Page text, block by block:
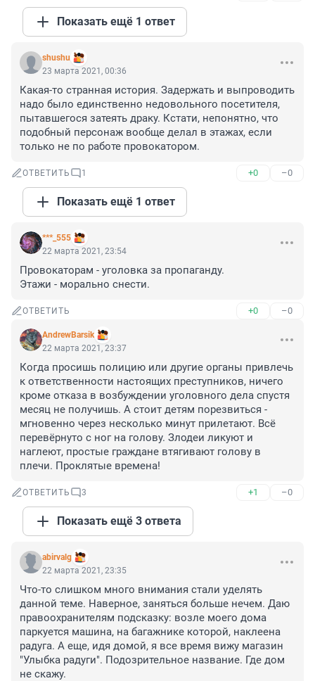
Показать ещё 1 ответ
shushu
23 марта 2021, 00:36
Какая-то странная история. Задержать и выпроводить
надо было единственно недовольного посетителя,
пытавшегося затеять драку. Кстати, непонятно, что
подобный персонаж вообще делал в этажах, если
только не по работе провокатором.
ОТВЕТИТЬ 1 +0 –0
Показать ещё 1 ответ
***_555
22 марта 2021, 23:54
Провокаторам - уголовка за пропаганду.
Этажи - морально снести.
ОТВЕТИТЬ +0 –0
AndrewBarsik
22 марта 2021, 23:37
Когда просишь полицию или другие органы привлечь
к ответственности настоящих преступников, ничего
кроме отказа в возбуждении уголовного дела спустя
месяц не получишь. А стоит детям порезвиться -
мгновенно через несколько минут прилетают. Всё
перевёрнуто с ног на голову. Злодеи ликуют и
наглеют, простые граждане втягивают голову в
плечи. Проклятые времена!
ОТВЕТИТЬ 3 +1 –0
Показать ещё 3 ответа
abirvalg
22 марта 2021, 23:35
Что-то слишком много внимания стали уделять
данной теме. Наверное, заняться больше нечем. Даю
правоохранителям подсказку: возле моего дома
паркуется машина, на багажнике которой, наклеена
радуга. А еще, идя домой, я все время вижу магазин
"Улыбка радуги". Подозрительное название. Где дом
не скажу.